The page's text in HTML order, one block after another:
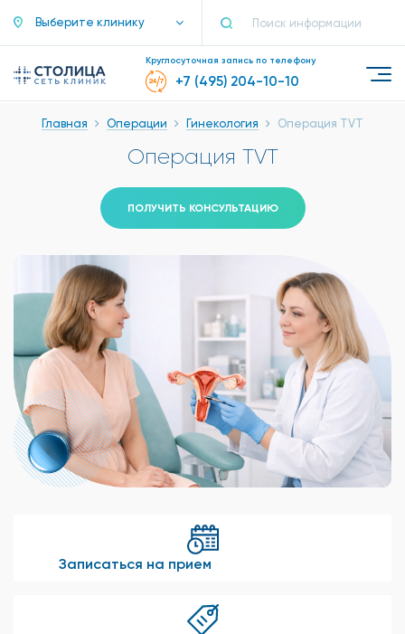
Выберите клинику
Круглосуточная запись по телефону
+7 (495) 204-10-10
Главная Операции Гинекология Операция TVT
Операция TVT
ПОЛУЧИТЬ КОНСУЛЬТАЦИЮ
Записаться на прием